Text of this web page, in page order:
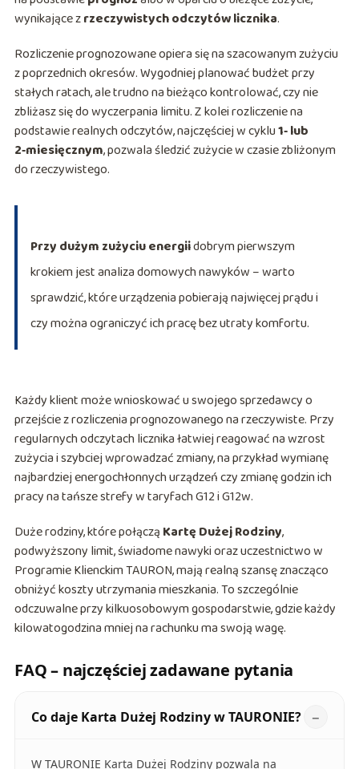
wynikające zrzeczywistych odczytów licznika.
Rozliczenie prognozowane opiera się na szacowanym zużyciu
z poprzednich okresów. Wygodniej planować budżet przy
stałych ratach, ale trudno na bieżąco kontrolować, czy nie
zbliżasz się do wyczerpania limitu. Z kolei rozliczenie na
podstawie realnych odczytów, najczęściej w cyklu1‑ lub
2‑miesięcznym, pozwala śledzić zużycie w czasie zbliżonym
do rzeczywistego.
Przy dużym zużyciu energiidobrym pierwszym
krokiem jest analiza domowych nawyków – warto
sprawdzić, które urządzenia pobierają najwięcej prądu i
czy można ograniczyć ich pracę bez utraty komfortu.
Każdy klient może wnioskować u swojego sprzedawcy o
przejście z rozliczenia prognozowanego na rzeczywiste. Przy
regularnych odczytach licznika łatwiej reagować na wzrost
zużycia i szybciej wprowadzać zmiany, na przykład wymianę
najbardziej energochłonnych urządzeń czy zmianę godzin ich
pracy na tańsze strefy w taryfach G12 i G12w.
Duże rodziny, które połączą Kartę Dużej Rodziny,
podwyższony limit, świadome nawyki oraz uczestnictwo w
Programie Klienckim TAURON, mają realną szansę znacząco
obniżyć koszty utrzymania mieszkania. To szczególnie
odczuwalne przy kilkuosobowym gospodarstwie, gdzie każdy
kilowatogodzina mniej na rachunku ma swoją wagę.
FAQ – najczęściej zadawane pytania
Co daje Karta Dużej Rodziny w TAURONIE?
W TAURONIE Karta Dużej Rodziny pozwala na